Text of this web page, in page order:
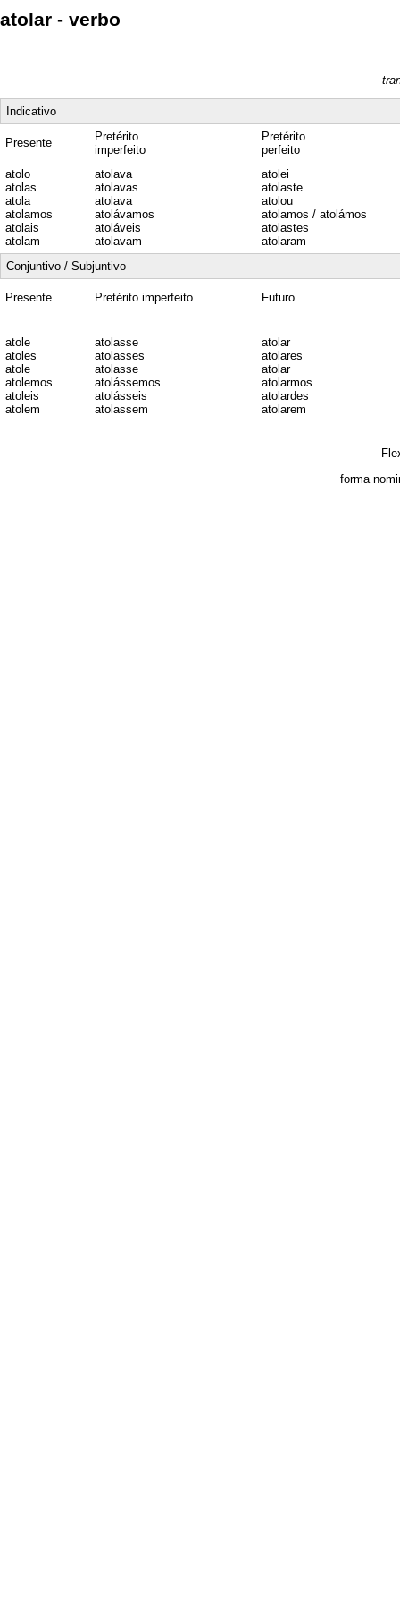
atolar - verbo
Indicativo
Presente
Pretérito
imperfeito
Pretérito
perfeito
atolo
atolas
atola
atolamos
atolais
atolam
atolava
atolavas
atolava
atolávamos
atoláveis
atolavam
atolei
atolaste
atolou
atolamos / atolámos
atolastes
atolaram
Conjuntivo / Subjuntivo
Presente Pretérito imperfeito Futuro
atole
atoles
atole
atolemos
atoleis
atolem
atolasse
atolasses
atolasse
atolássemos
atolásseis
atolassem
atolar
atolares
atolar
atolarmos
atolardes
atolarem
forma